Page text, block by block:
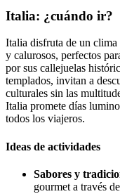
Italia: ¿cuándo ir?
Italia disfruta de un clima
y calurosos, perfectos
por sus callejuelas
templados, invitan a
culturales sin las
Italia promete días
todos los viajeros.
Ideas de actividades
Sabores y
gourmet a través